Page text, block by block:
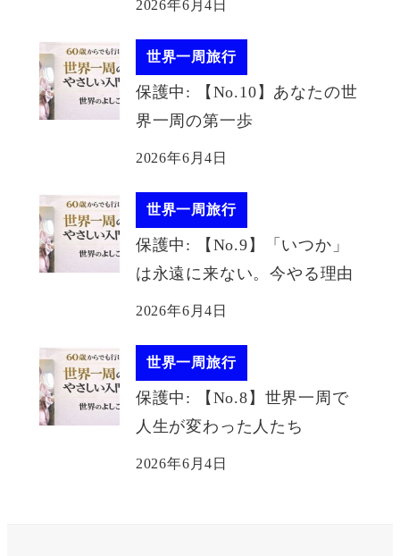
2026年6月4日
世界一周旅行
保護中: 【No.10】あなたの世
界一周の第一歩
2026年6月4日
世界一周旅行
保護中: 【No.9】「いつか」
は永遠に来ない。今やる理由
2026年6月4日
世界一周旅行
保護中: 【No.8】世界一周で
人生が変わった人たち
2026年6月4日